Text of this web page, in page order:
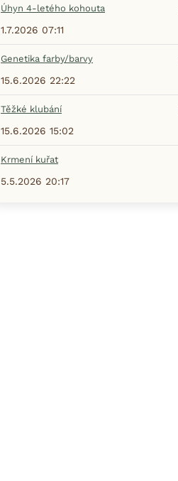
Úhyn 4-letého kohouta
1.7.2026 07:11
Genetika farby/barvy
15.6.2026 22:22
Těžké klubání
15.6.2026 15:02
Krmení kuřat
5.5.2026 20:17